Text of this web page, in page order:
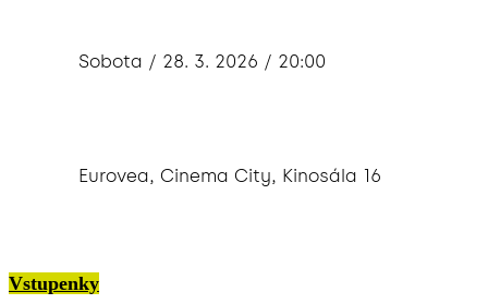
Sobota / 28. 3. 2026 / 20:00
Eurovea, Cinema City, Kinosála 16
Vstupenky